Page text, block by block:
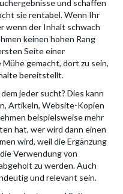
und schaffen
sie rentabel. Wenn Ihr
wenn der Inhalt schwach
keinen hohen Rang
Seite einer
gemacht, dort zu sein,
bereitstellt.
jeder sucht? Dies kann
Artikeln, Website-Kopien
beispielsweise mehr
hat, wer wird dann einen
wird, weil die Ergänzung
Verwendung von
zu werden. Auch
und relevant sein.